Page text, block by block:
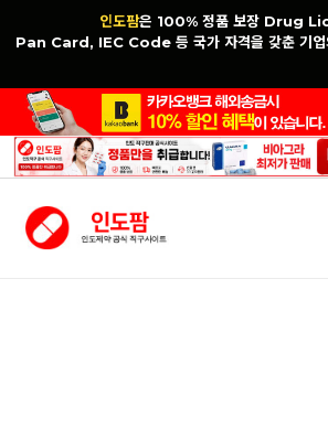
인도팜은 100% 정품 보장 Drug
Pan Card, IEC Code 등 국가 자격을 갖춘 기업